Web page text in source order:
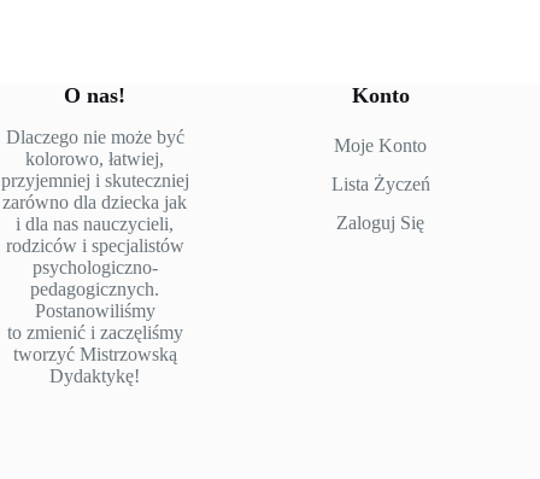
O nas!
Dlaczego nie może być
kolorowo, łatwiej,
przyjemniej i skuteczniej
zarówno dla dziecka jak
i dla nas nauczycieli,
rodziców i specjalistów
psychologiczno-
pedagogicznych.
Postanowiliśmy
to zmienić i zaczęliśmy
tworzyć Mistrzowską
Dydaktykę!
Konto
Moje Konto
Lista Życzeń
Zaloguj Się